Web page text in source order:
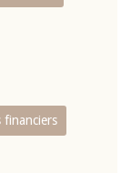
financiers